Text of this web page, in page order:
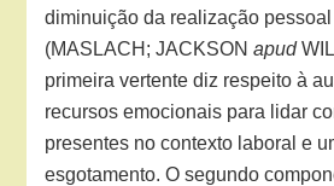
diminuição da realização
(MASLACH; JACKSONapud
primeira vertente diz respeito à
recursos emocionais para lidar
presentes no contexto laboral e
esgotamento. O segundo